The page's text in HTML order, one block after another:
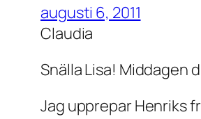
augusti 6, 2011
Claudia
Snälla Lisa! Middagen
Jag upprepar Henriks